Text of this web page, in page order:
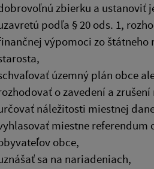
zbierku a ustanoviť
podľa § 20 ods. 1,
výpomoci zo štátneho
územný plán obce
o zavedení a
náležitosti miestnej
miestne referendum
obce,
sa na nariadeniach,